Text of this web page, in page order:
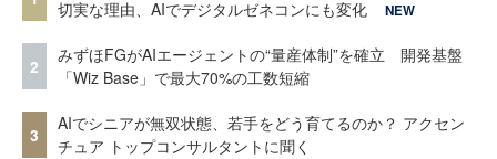
切実な理由、AIでデジタルゼネコンにも変化
NEW
2
みずほFGがAIエージェントの“量産体制”を確立 開発基盤
「Wiz Base」で最大70%の工数短縮
3
AIでシニアが無双状態、若手をどう育てるのか？ アクセン
チュア トップコンサルタントに聞く